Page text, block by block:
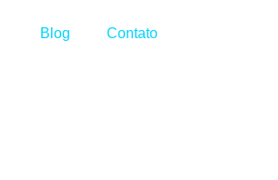
Blog Contato